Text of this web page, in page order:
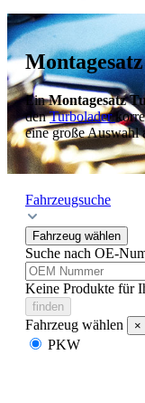
EinMontagesatz
denTurbolader
eine große Auswahl
Fahrzeugsuche
Fahrzeug wählen
Suche nach OE-
Keine Produkte für
finden
Fahrzeug wählen ×
PKW